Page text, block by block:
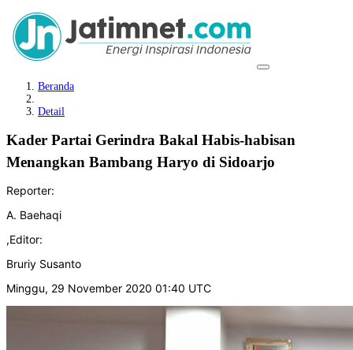
Beranda
Detail
Kader Partai Gerindra Bakal Habis-habisan
Menangkan Bambang Haryo di Sidoarjo
Reporter:
A. Baehaqi
,Editor:
Bruriy Susanto
Minggu, 29 November 2020 01:40 UTC